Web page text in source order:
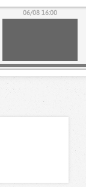
06/08 16:00